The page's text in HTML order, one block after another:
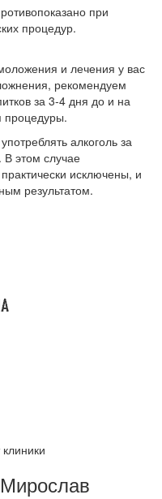
при
процедур.
и лечения у вас
рекомендуем
за 3-4 дня до и на
процедуры.
алкоголь за
В этом случае
исключены, и
результатом.